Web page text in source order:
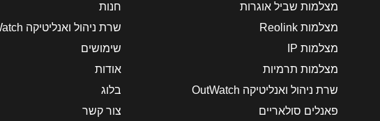
מצלמות שביל אוגרות
מצלמות Reolink
מצלמות IP
מצלמות תרמיות
שרת ניהול ואנליטיקה OutWatch
פאנלים סולאריים
חנות
שרת ניהול ואנליטיקה OutWatch
שימושים
אודות
בלוג
צור קשר